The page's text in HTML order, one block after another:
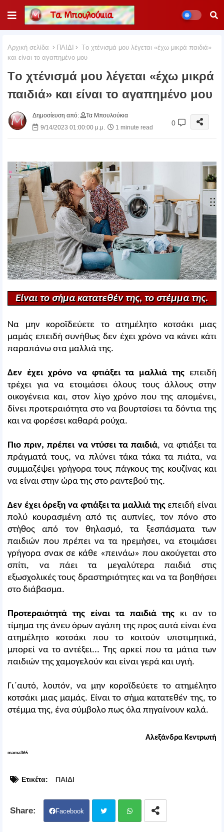
Αρχική σελίδα ΠΑΙΔΙ
Tο χτένισμά μου λέγεται «έχω μικρά παιδιά»
και είναι το αγαπημένο μου
Tο χτένισμά μου λέγεται «έχω μικρά
παιδιά» και είναι το αγαπημένο μου
Δημοσίευση από:
Τα Μπουλούκια
9/14/2023 01:00:00 μ.μ.
1 minute read
0
Είναι το σήμα κατατεθέν της, το στέμμα της.
Να μην κοροϊδεύετε το ατημέλητο κοτσάκι μιας
μαμάς επειδή συνήθως δεν έχει χρόνο να κάνει κάτι
παραπάνω στα μαλλιά της.
Δεν έχει χρόνο να φτιάξει τα μαλλιά της επειδή
τρέχει για να ετοιμάσει όλους τους άλλους στην
οικογένεια και, στον λίγο χρόνο που της απομένει,
δίνει προτεραιότητα στο να βουρτσίσει τα δόντια της
και να φορέσει καθαρά ρούχα.
Πιο πριν, πρέπει να ντύσει τα παιδιά, να φτιάξει τα
πράγματά τους, να πλύνει τάκα τάκα τα πιάτα, να
συμμαζέψει γρήγορα τους πάγκους της κουζίνας και
να είναι στην ώρα της στο ραντεβού της.
Δεν έχει όρεξη να φτιάξει τα μαλλιά τηςεπειδή είναι
πολύ κουρασμένη από τις αυπνίες, τον πόνο στο
στήθος από τον θηλασμό, τα ξεσπάσματα των
παιδιών που πρέπει να τα ηρεμήσει, να ετοιμάσει
γρήγορα σνακ σε κάθε «πεινάω» που ακούγεται στο
σπίτι, να πάει τα μεγαλύτερα παιδιά στις
εξωσχολικές τους δραστηριότητες και να τα βοηθήσει
στο διάβασμα.
Προτεραιότητά της είναι τα παιδιά της κι αν το
τίμημα της άνευ όρων αγάπη της προς αυτά είναι ένα
ατημέλητο κοτσάκι που το κοιτούν υποτιμητικά,
μπορεί να το αντέξει... Της αρκεί που τα μάτια των
παιδιών της χαμογελούν και είναι γερά και υγιή.
Γι΄αυτό, λοιπόν, να μην κοροϊδεύετε το ατημέλητο
κοτσάκι μιας μαμάς. Είναι το σήμα κατατεθέν της, το
στέμμα της, ένα σύμβολο πως όλα πηγαίνουν καλά.
Αλεξάνδρα Κεντρωτή
mama365
Ετικέτα: ΠΑΙΔΙ
Facebook